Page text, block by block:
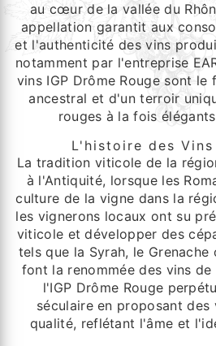
au cœur de la vallée du
appellation garantit aux
et l'authenticité des vins
notamment par l'entreprise
vins IGP Drôme Rouge sont
ancestral et d'un terroir
rouges à la fois
L'histoire des Vins
La tradition viticole de la
à l'Antiquité, lorsque les
culture de la vigne dans la
les vignerons locaux ont su
viticole et développer des
tels que la Syrah, le
font la renommée des vins
l'IGP Drôme Rouge
séculaire en proposant des
qualité, reflétant l'âme et